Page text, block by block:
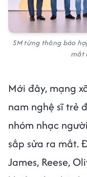
SM từng thông báo
mắt
Mới đây, mạng
nam nghệ sĩ trẻ
nhóm nhạc
sắp sửa ra mắt.
James, Reese,